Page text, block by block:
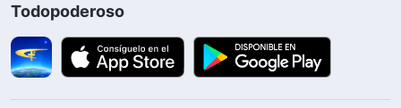
Todopoderoso